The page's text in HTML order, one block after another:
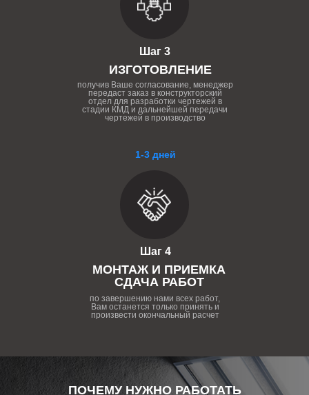
1-3 дней
Шаг 4
МОНТАЖ И ПРИЕМКА
СДАЧА РАБОТ
по завершению нами всех работ,
Вам останется только принять и
произвести окончальный расчет
Шаг 3
ИЗГОТОВЛЕНИЕ
получив Ваше согласование, менеджер
передаст заказ в конструкторский
отдел для разработки чертежей в
стадии КМД и дальнейшей передачи
чертежей в производство
ПОЧЕМУ НУЖНО РАБОТАТЬ